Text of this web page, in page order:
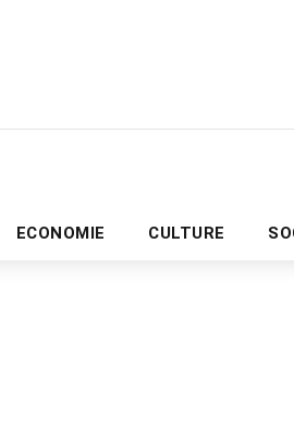
ECONOMIE CULTURE